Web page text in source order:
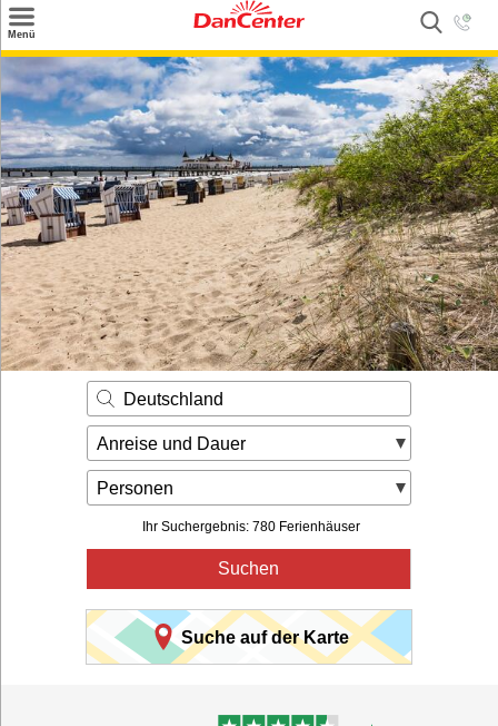
Menü
Suchen
Urlaubsziele
Weitere Urlaubsziele
Angebote
Inspiration
Kontakt
Gut zu wissen
Login
Deutschland
Anreise und Dauer
Personen
Ihr Suchergebnis: 780 Ferienhäuser
Suchen
Suche auf der Karte